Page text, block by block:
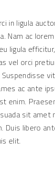
in ligula
Nam ac
ligula
vel orci
ac ante
enim.
sit amet
Duis libero
elit.